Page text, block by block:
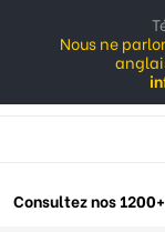
Nous ne
Consultez nos